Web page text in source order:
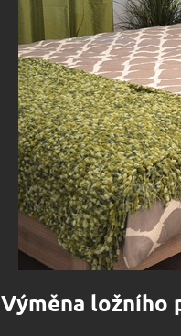
Výměna ložního